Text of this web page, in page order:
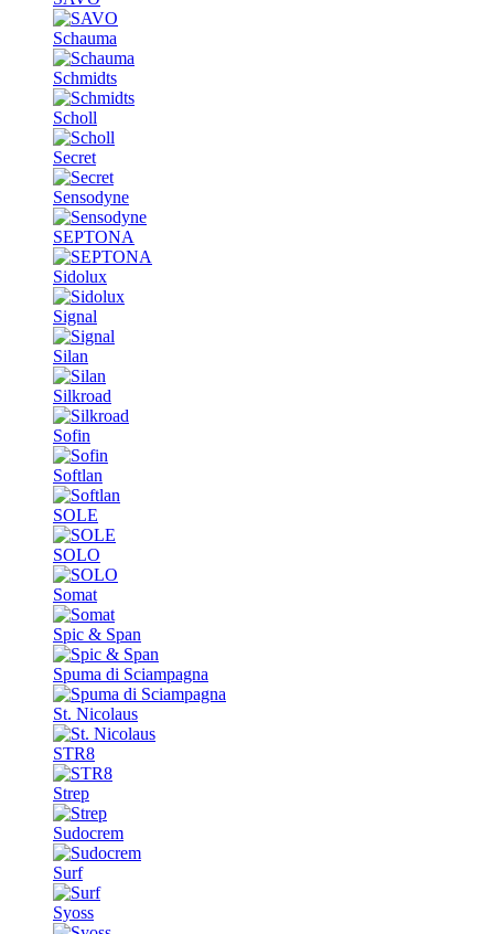
Schauma
Schmidts
Scholl
Secret
Sensodyne
SEPTONA
Sidolux
Signal
Silan
Silkroad
Sofin
Softlan
SOLE
SOLO
Somat
Spic & Span
Spuma di Sciampagna
St. Nicolaus
STR8
Strep
Sudocrem
Surf
Syoss